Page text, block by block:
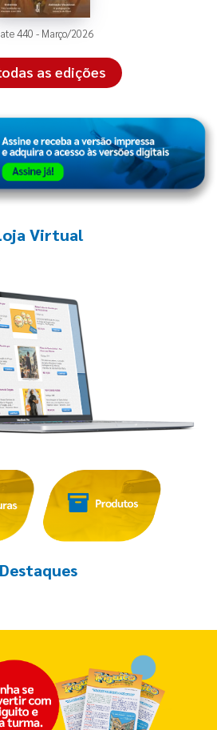
440 - Março/2026
as edições
Virtual
Destaques